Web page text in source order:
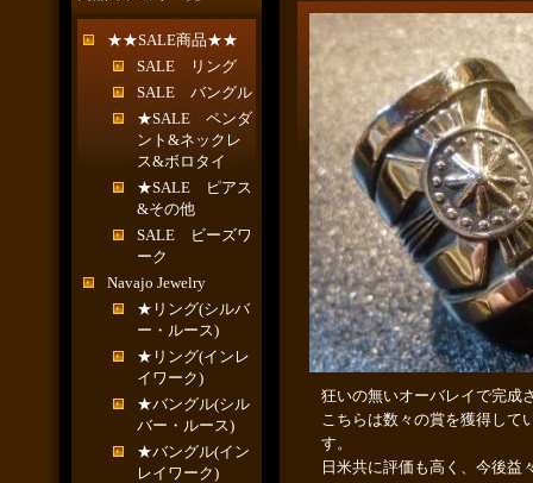
★★SALE商品★★
SALE リング
SALE バングル
★SALE ペンダ
ント&ネックレ
ス&ボロタイ
★SALE ピアス
&その他
SALE ビーズワ
ーク
Navajo Jewelry
★リング(シルバ
ー・ルース)
★リング(インレ
イワーク)
★バングル(シル
バー・ルース)
★バングル(イン
レイワーク)
狂いの無いオーバレイで完成
こちらは数々の賞を獲得して
す。
日米共に評価も高く、今後益